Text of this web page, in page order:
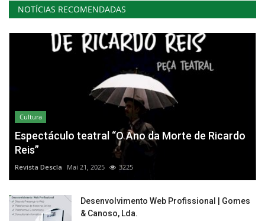
NOTÍCIAS RECOMENDADAS
Cultura
Espectáculo teatral “O Ano da Morte de Ricardo
Reis”
Revista Descla Mai 21, 2025 3225
Desenvolvimento Web Profissional | Gomes
& Canoso, Lda.